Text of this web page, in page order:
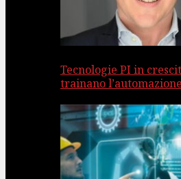
Tecnologie PI in
trainano